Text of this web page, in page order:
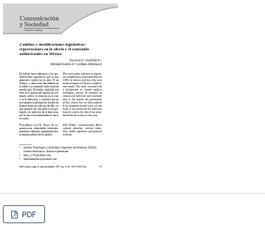
PDF